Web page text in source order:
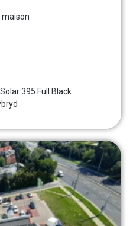
maison
395 Full Black